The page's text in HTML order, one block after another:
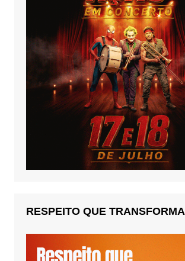
RESPEITO QUE TRANSFORMA